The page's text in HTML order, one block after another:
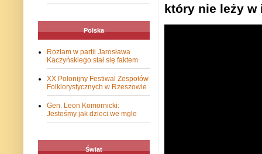
który nie leży w
Polska
Rozłam w partii Jarosława
Kaczyńskiego stał się faktem
XX Polonijny Festiwal Zespołów
Folklorystycznych w Rzeszowie
Gen. Leon Komornicki:
Jesteśmy jak dzieci we mgle
Świat